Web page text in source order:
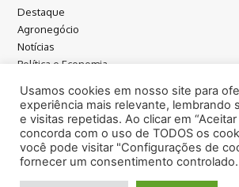
Destaque
Agronegócio
Notícias
Política e Economia
Máquinas e Tecnologia
Grãos - soja e milho
Meio Ambiente
Usamos cookies em nosso site para
experiência mais relevante, lembrando
e visitas repetidas. Ao clicar em
concorda com o uso de TODOS os
você pode visitar "Configurações de
fornecer um consentimento controlado.